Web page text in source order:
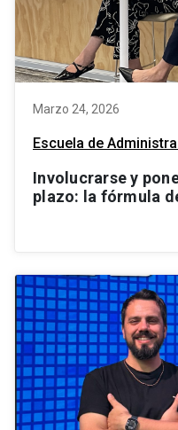
Marzo 24, 2026
Escuela de
Involucrarse y
plazo: la fórmula